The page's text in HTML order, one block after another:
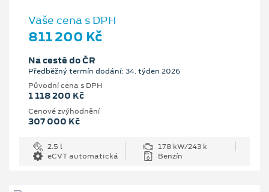
Vaše cena s DPH
811 200 Kč
Na cestě do ČR
Předběžný termín dodání: 34. týden 2026
Původní cena s DPH
1 118 200 Kč
Cenové zvýhodnění
307 000 Kč
2.5 l
178 kW/243 k
eCVT automatická
Benzín